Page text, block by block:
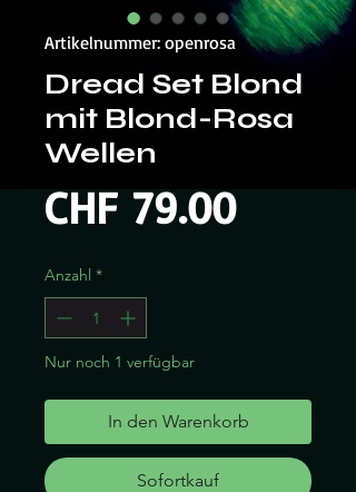
Artikelnummer: openrosa
Dread Set Blond
mit Blond-Rosa
Wellen
CHF 79.00Preis
Anzahl *
Nur noch 1 verfügbar
In den Warenkorb
Sofortkauf